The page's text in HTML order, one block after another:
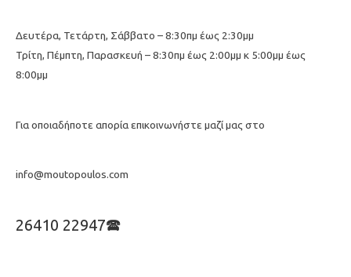
Δευτέρα, Τετάρτη, Σάββατο – 8:30πμ έως 2:30μμ
Τρίτη, Πέμπτη, Παρασκευή – 8:30πμ έως 2:00μμ κ 5:00μμ έως
8:00μμ
Για οποιαδήποτε απορία επικοινωνήστε μαζί μας στο
info@moutopoulos.com
26410 22947🕿